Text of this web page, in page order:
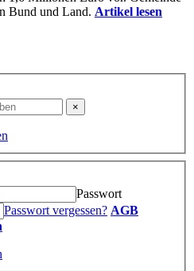
Bund und Land. Artikel lesen
Passwort
Passwort vergessen? AGB